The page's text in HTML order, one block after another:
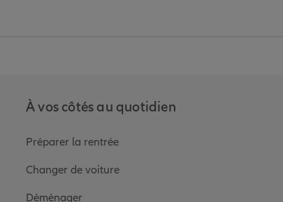
de Allianz
Instagram de Allianz
À vos côtés au quotidien
Préparer la rentrée
Changer de voiture
Déménager